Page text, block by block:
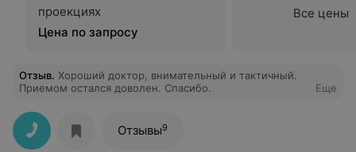
проекциях
Цена по запросу
Все цены
Отзыв. Хороший доктор, внимательный и тактичный.
Приемом остался доволен. Спасибо.
Еще
Отзывы9